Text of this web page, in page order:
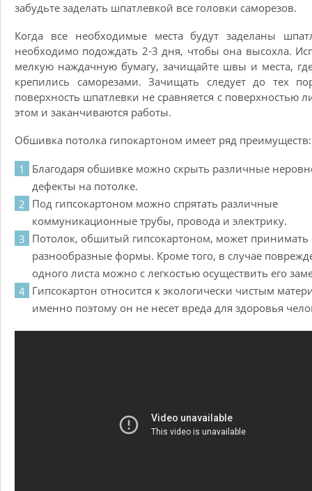
забудьте заделать шпатлевкой все головки саморезов.
Когда все необходимые места будут заделаны
необходимо подождать 2-3 дня, чтобы она высохла.
мелкую наждачную бумагу, зачищайте швы и места,
крепились саморезами. Зачищать следует до тех
поверхность шпатлевки не сравняется с поверхностью
этом и заканчиваются работы.
Обшивка потолка гипокартоном имеет ряд преимуществ:
Благодаря обшивке можно скрыть различные
дефекты на потолке.
Под гипсокартоном можно спрятать различные
коммуникационные трубы, провода и электрику.
Потолок, обшитый гипсокартоном, может принимать
разнообразные формы. Кроме того, в случае
одного листа можно с легкостью осуществить его
Гипсокартон относится к экологически чистым
именно поэтому он не несет вреда для здоровья